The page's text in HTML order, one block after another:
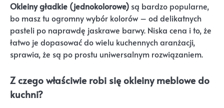
Okleiny gładkie (jednokolorowe) są bardzo popularne,
bo masz tu ogromny wybór kolorów – od delikatnych
pasteli po naprawdę jaskrawe barwy. Niska cena i to, że
łatwo je dopasować do wielu kuchennych aranżacji,
sprawia, że są po prostu uniwersalnym rozwiązaniem.
Z czego właściwie robi się okleiny meblowe do
kuchni?